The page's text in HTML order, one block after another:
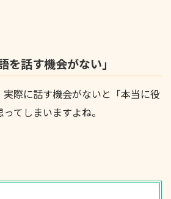
話す機会がない」
際に話す機会がないと「本当に役
てしまいますよね。